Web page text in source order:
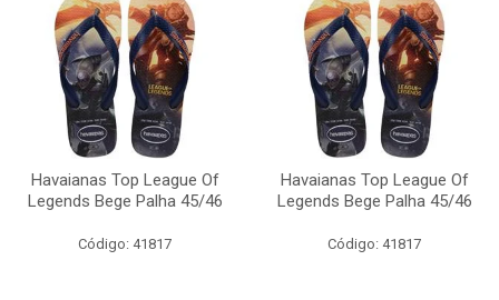
Havaianas Top League Of
Legends Bege Palha 45/46
Código: 41817
Havaianas Top League Of
Legends Bege Palha 45/46
Código: 41817